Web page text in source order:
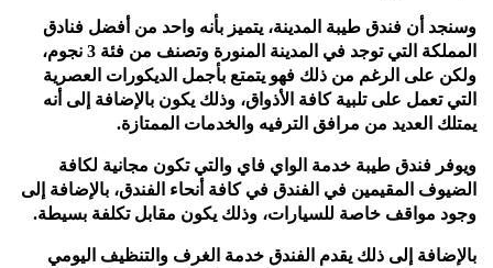
وسنجد أن فندق طيبة المدينة، يتميز بأنه واحد من أفضل فنادق
المملكة التي توجد في المدينة المنورة وتصنف من فئة 3 نجوم،
ولكن على الرغم من ذلك فهو يتمتع بأجمل الديكورات العصرية
التي تعمل على تلبية كافة الأذواق، وذلك يكون بالإضافة إلى أنه
يمتلك العديد من مرافق الترفيه والخدمات الممتازة.
ويوفر فندق طيبة خدمة الواي فاي والتي تكون مجانية لكافة
الضيوف المقيمين في الفندق في كافة أنحاء الفندق، بالإضافة إلى
وجود مواقف خاصة للسيارات، وذلك يكون مقابل تكلفة بسيطة.
بالإضافة إلى ذلك يقدم الفندق خدمة الغرف والتنظيف اليومي